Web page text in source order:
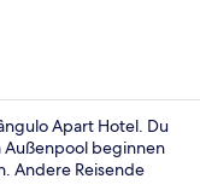
Apart Hotel. Du
Außenpool beginnen
Andere Reisende